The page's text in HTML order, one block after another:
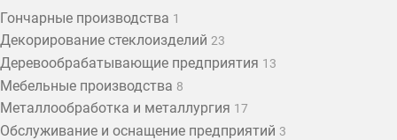
Гончарные производства 1
Декорирование стеклоизделий 23
Деревообрабатывающие предприятия 13
Мебельные производства 8
Металлообработка и металлургия 17
Обслуживание и оснащение предприятий 3